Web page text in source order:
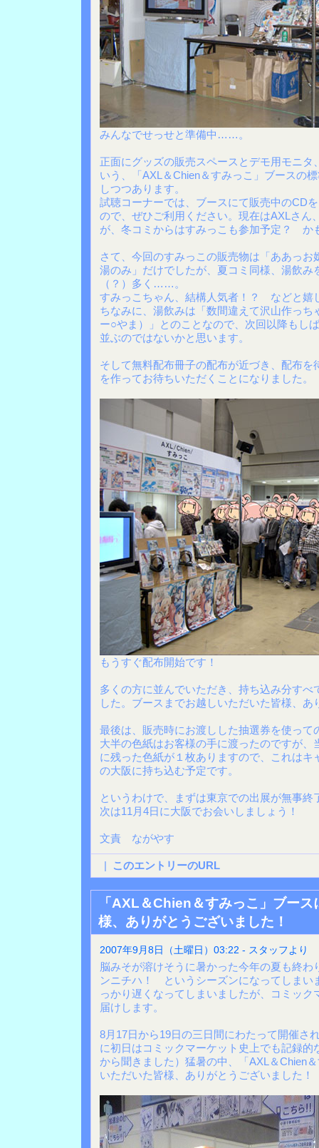
みんなでせっせと準備中……。
正面にグッズの販売スペースとデモ用モニタ
いう、「AXL＆Chien＆すみっこ」ブースの
しつつあります。
試聴コーナーでは、ブースにて販売中のCD
ので、ぜひご利用ください。現在はAXLさん
が、冬コミからはすみっこも参加予定？ か
さて、今回のすみっこの販売物は「ああっ
湯のみ」だけでしたが、夏コミ同様、湯飲み
（？）多く……。
すみっこちゃん、結構人気者！？ などと嬉
ちなみに、湯飲みは「数間違えて沢山作っち
ー○やま）」とのことなので、次回以降もし
並ぶのではないかと思います。
そして無料配布冊子の配布が近づき、配布を
を作ってお待ちいただくことになりました。
もうすぐ配布開始です！
多くの方に並んでいただき、持ち込み分すべ
した。ブースまでお越しいただいた皆様、あ
最後は、販売時にお渡しした抽選券を使って
大半の色紙はお客様の手に渡ったのですが、
に残った色紙が１枚ありますので、これはキ
の大阪に持ち込む予定です。
というわけで、まずは東京での出展が無事終
次は11月4日に大阪でお会いしましょう！
文責 ながやす
| このエントリーのURL
「AXL＆Chien＆すみっこ」ブー
様、ありがとうございました！
2007年9月8日（土曜日）03:22 - スタッフより
脳みそが溶けそうに暑かった今年の夏も終
ンニチハ！ というシーズンになってしま
っかり遅くなってしまいましたが、コミック
届けします。
8月17日から19日の三日間にわたって開催さ
に初日はコミックマーケット史上でも記録的
から聞きました）猛暑の中、「AXL＆Chien
いただいた皆様、ありがとうございました！